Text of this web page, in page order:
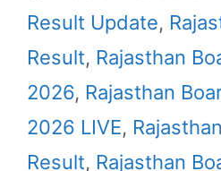
Result Update,
Result, Rajasthan
2026, Rajasthan
2026 LIVE,
Result, Rajasthan